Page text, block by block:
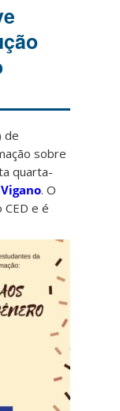
de
sobre
quarta-
. O
e é